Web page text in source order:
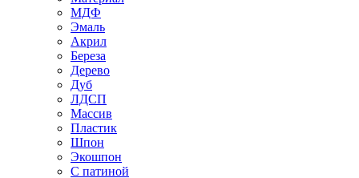
МДФ
Эмаль
Акрил
Береза
Дерево
Дуб
ЛДСП
Массив
Пластик
Шпон
Экошпон
С патиной